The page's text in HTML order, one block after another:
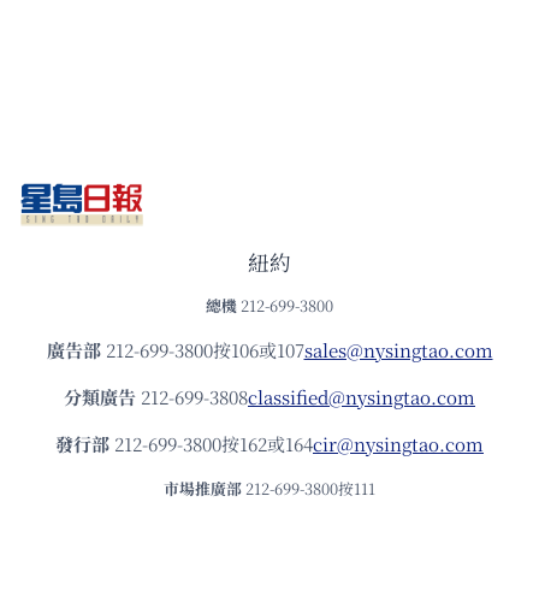
紐約
總機 212-699-3800
廣告部212-699-3800按106或107sales@nysingtao.com
分類廣告 212-699-3808classified@nysingtao.com
發⾏部 212-699-3800按162或164cir@nysingtao.com
市場推廣部 212-699-3800按111